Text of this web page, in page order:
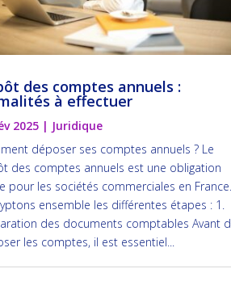
des comptes annuels :
à effectuer
2025| Juridique
déposer ses comptes annuels ? Le
des comptes annuels est une obligation
pour les sociétés commerciales en France.
ensemble les différentes étapes : 1.
des documents comptables Avant
les comptes, il est essentiel...